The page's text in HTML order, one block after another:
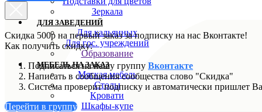
Зеркала
ДЛЯ ЗАВЕДЕНИЙ
Для кальянных
Для гос. учреждений
Образование
МЕБЕЛЬ НА ЗАКАЗ
Мягкая мебель
Столы
Кровати
Шкафы-купе
Скидка 500р на первый заказ за подписку на нас Вконтакте!
Как получить скидку:
Подписаться на нашу группу Вконтакте
Написать в сообщения сообщества слово "Скидка"
Система проверит подписку и автоматически пришлет
Перейти в группу